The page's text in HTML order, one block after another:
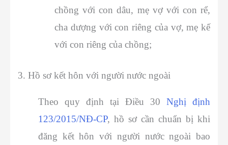
chồng với con dâu, mẹ vợ với con rể,
cha dượng với con riêng của vợ, mẹ kế
với con riêng của chồng;
3. Hồ sơ kết hôn với người nước ngoài
Theo quy định tại Điều 30 Nghị định
123/2015/NĐ-CP, hồ sơ cần chuẩn bị khi
đăng kết hôn với người nước ngoài bao